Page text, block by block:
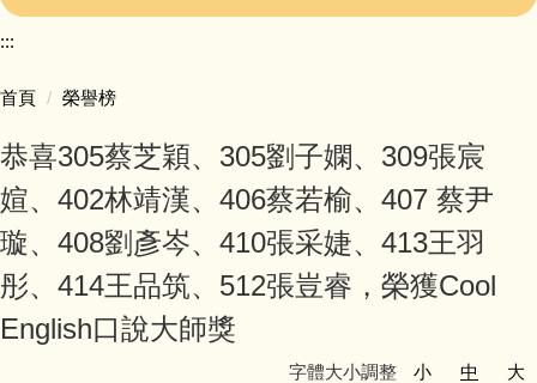
:::
首頁 榮譽榜
恭喜305蔡芝穎、305劉子嫻、309張宸
媗、402林靖漢、406蔡若榆、407 蔡尹
璇、408劉彥岑、410張采婕、413王羽
彤、414王品筑、512張豈睿，榮獲Cool
English口說大師獎
字體大小調整 小 中
大